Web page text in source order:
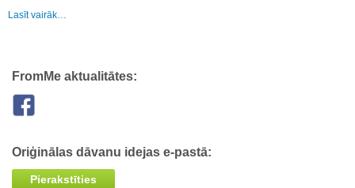
Lasīt vairāk…
FromMe aktualitātes:
Oriģinālas dāvanu idejas e-pastā:
Pierakstīties